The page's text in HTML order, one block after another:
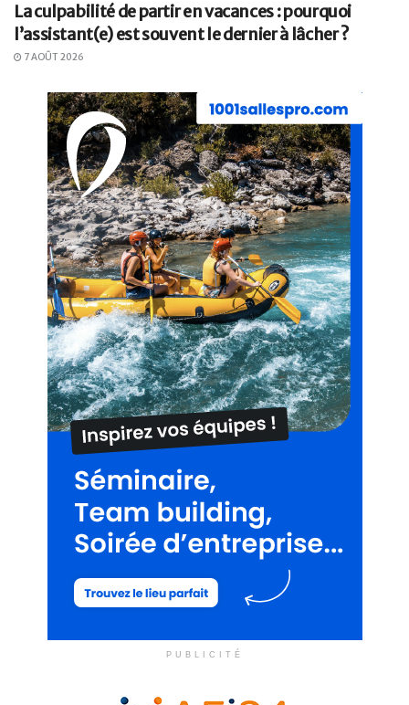
La culpabilité de partir en vacances : pourquoi
l’assistant(e) est souvent le dernier à lâcher ?
7 AOÛT 2026
PUBLICITÉ